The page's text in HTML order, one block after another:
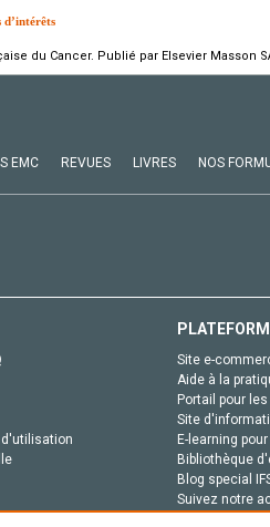
d’intérêts
du Cancer. Publié par Elsevier Masson
EMC REVUES LIVRES NOS
Site e-
Aide à la
Portail pour
Site
E-learning
Bibliothèque
Blog special
Suivez notre